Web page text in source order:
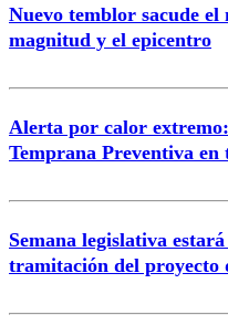
Nuevo temblor sacude
magnitud y el epicentro
Alerta por calor
Temprana Preventiva en
Semana legislativa
tramitación del proyecto